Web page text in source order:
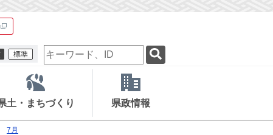
検
索
ー
ー
ド
土・まちづくり 県政情報
7月